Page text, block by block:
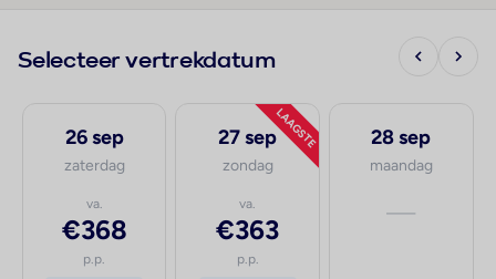
Selecteer vertrekdatum
26 sep
zaterdag
va.
€368
p.p.
LAAGSTE
27 sep
zondag
va.
€363
p.p.
28 sep
maandag
—